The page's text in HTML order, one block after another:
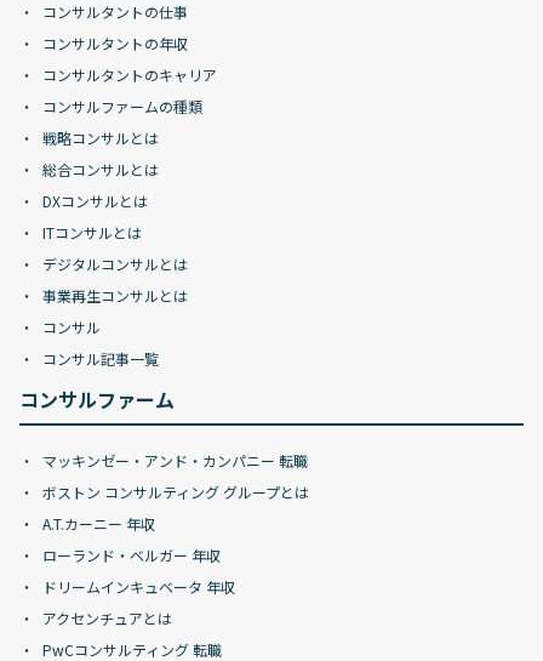
コンサルタントの仕事
コンサルタントの年収
コンサルタントのキャリア
コンサルファームの種類
戦略コンサルとは
総合コンサルとは
DXコンサルとは
ITコンサルとは
デジタルコンサルとは
事業再生コンサルとは
コンサル
コンサル記事一覧
コンサルファーム
マッキンゼー・アンド・カンパニー 転職
ボストン コンサルティング グループとは
A.T.カーニー 年収
ローランド・ベルガー 年収
ドリームインキュベータ 年収
アクセンチュアとは
PwCコンサルティング 転職